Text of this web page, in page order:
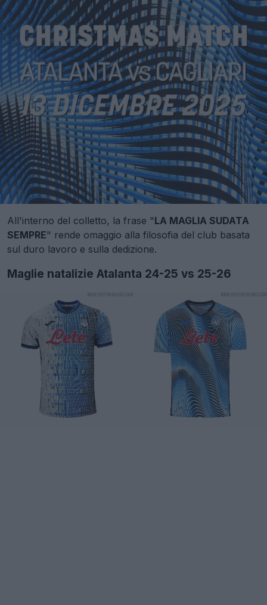
All'interno del colletto, la frase "LA MAGLIA SUDATA
SEMPRE" rende omaggio alla filosofia del club basata
sul duro lavoro e sulla dedizione.
Maglie natalizie Atalanta 24-25 vs 25-26